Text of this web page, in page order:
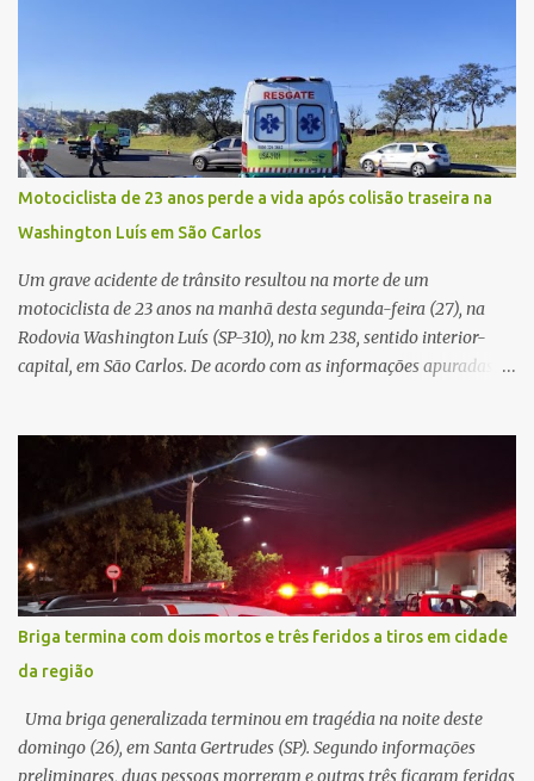
ser realizados. Dias depois, o golpista enviou um documento em
PDF simulando uma comunicação oficial da instituição financeira.
Na sequência, entrou em contato por telefone e encaminhou um
link, orientando a vítima a acessá-lo pelo computador para
concluir a suposta atualização cadastral. Após realizar o
procedimento, a conta bancária ficou bloqueada por algumas
horas. Sem conseguir acessar o sistema, a vítima tentou
novamente contato com o suposto gerente, mas não obteve
resposta. Na segunda-fe...
Motociclista de 23 anos perde a vida após colisão traseira na
Washington Luís em São Carlos
Um grave acidente de trânsito resultou na morte de um
motociclista de 23 anos na manhã desta segunda-feira (27), na
Rodovia Washington Luís (SP-310), no km 238, sentido interior-
capital, em São Carlos. De acordo com as informações apuradas no
veículo, o trânsito estava lento e congestionado devido a obras
realizadas na rodovia, momento em que ocorreu o impacto. Com
a violência da colisão, o motociclista foi arremessado ao solo.
Testemunhas relataram que o capacete teria se desprendido
durante o acidente. O jovem sofreu ferimentos gravíssimos e
morreu ainda no local. Equipes de resgate e de atendimento da
concessionária responsável pela rodovia foram acionadas e
realizaram a sinalização da via, além de prestarem socorro à
vítima. No entanto, o óbito foi constatado ainda no local do
acidente. A Polícia Militar Rodoviária compareceu para o registro
da ocorrência...
Briga termina com dois mortos e três feridos a tiros em cidade
da região
Uma briga generalizada terminou em tragédia na noite deste
domingo (26), em Santa Gertrudes (SP). Segundo informações
preliminares, duas pessoas morreram e outras três ficaram feridas